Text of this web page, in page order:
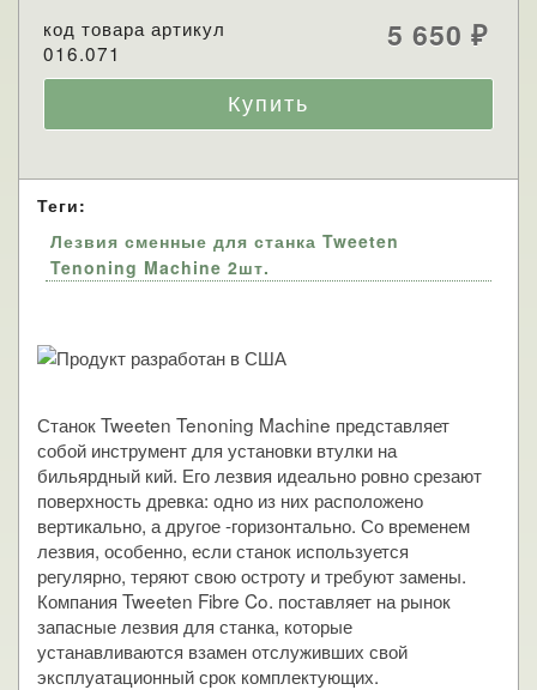
код товара артикул
016.071
5 650 ₽
Теги:
Лезвия сменные для станка Tweeten
Tenoning Machine 2шт.
Станок Tweeten Tenoning Machine представляет
собой инструмент для установки втулки на
бильярдный кий. Его лезвия идеально ровно срезают
поверхность древка: одно из них расположено
вертикально, а другое -горизонтально. Со временем
лезвия, особенно, если станок используется
регулярно, теряют свою остроту и требуют замены.
Компания Tweeten Fibre Co. поставляет на рынок
запасные лезвия для станка, которые
устанавливаются взамен отслуживших свой
эксплуатационный срок комплектующих.